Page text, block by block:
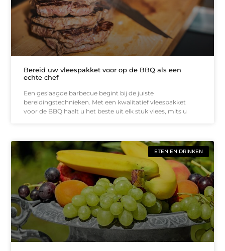
Bereid uw vleespakket voor op de BBQ als een
echte chef
Een geslaagde barbecue begint bij de juiste
bereidingstechnieken. Met een kwalitatief vleespakket
voor de BBQ haalt u het beste uit elk stuk vlees, mits u
ETEN EN DRINKEN